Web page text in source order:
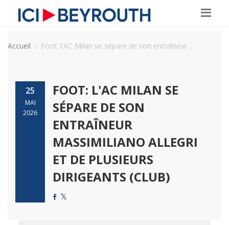
Accueil Foot: l'AC Milan se sépare de son entraîneur ...
25
MAI
2026
FOOT: L'AC MILAN SE
SÉPARE DE SON
ENTRAÎNEUR
MASSIMILIANO ALLEGRI
ET DE PLUSIEURS
DIRIGEANTS (CLUB)